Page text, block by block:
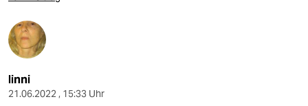
linni
21.06.2022 , 15:33 Uhr